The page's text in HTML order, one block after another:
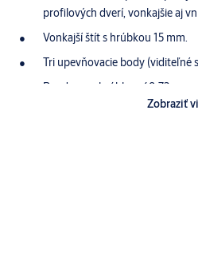
profilových dverí, vonkajšie aj
Vonkajší štít s hrúbkou 15 mm.
Tri upevňovacie body (viditeľné
Pre dvere s hrúbkou 68-72 mm.
Povrchová úprava: IROX (efekt
Zobraziť